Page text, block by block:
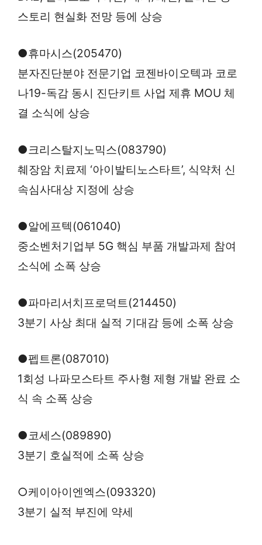
스토리 현실화 전망 등에 상승
●휴마시스(205470)
분자진단분야 전문기업 코젠바이오텍과 코로
나19-독감 동시 진단키트 사업 제휴 MOU 체
결 소식에 상승
●크리스탈지노믹스(083790)
췌장암 치료제 ‘아이발티노스타트’, 식약처 신
속심사대상 지정에 상승
●알에프텍(061040)
중소벤처기업부 5G 핵심 부품 개발과제 참여
소식에 소폭 상승
●파마리서치프로덕트(214450)
3분기 사상 최대 실적 기대감 등에 소폭 상승
●펩트론(087010)
1회성 나파모스타트 주사형 제형 개발 완료 소
식 속 소폭 상승
●코세스(089890)
3분기 호실적에 소폭 상승
○케이아이엔엑스(093320)
3분기 실적 부진에 약세